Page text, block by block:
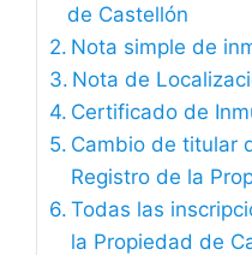
de Castellón
Nota simple de
Nota de
Certificado de
Cambio de titular
Registro de la
Todas las
la Propiedad de